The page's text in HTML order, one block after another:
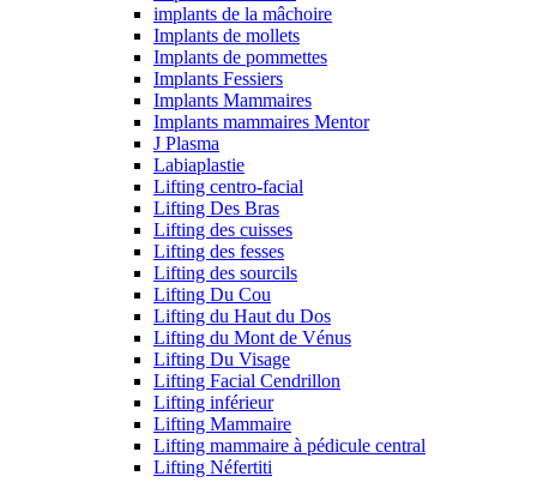
implants de la mâchoire
Implants de mollets
Implants de pommettes
Implants Fessiers
Implants Mammaires
Implants mammaires Mentor
J Plasma
Labiaplastie
Lifting centro-facial
Lifting Des Bras
Lifting des cuisses
Lifting des fesses
Lifting des sourcils
Lifting Du Cou
Lifting du Haut du Dos
Lifting du Mont de Vénus
Lifting Du Visage
Lifting Facial Cendrillon
Lifting inférieur
Lifting Mammaire
Lifting mammaire à pédicule central
Lifting Néfertiti